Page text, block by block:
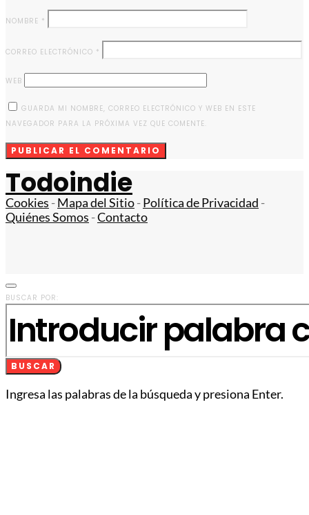
NOMBRE *
CORREO ELECTRÓNICO *
WEB
GUARDA MI NOMBRE, CORREO ELECTRÓNICO Y WEB EN ESTE
NAVEGADOR PARA LA PRÓXIMA VEZ QUE COMENTE.
Todoindie
Cookies -Mapa del Sitio-Política de Privacidad -
Quiénes Somos -Contacto
BUSCAR POR:
BUSCAR
Ingresa las palabras de la búsqueda y presiona Enter.